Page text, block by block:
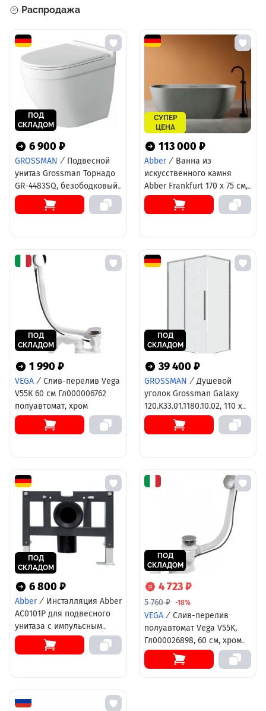
Распродажа
ПОД
СКЛАДОМ
6 900 ₽
GROSSMAN / Подвесной
унитаз Grossman Торнадо
GR-4483SQ, безободковый,
крышка-сиденье
микролифт, белый
СУПЕР
ЦЕНА
113 000 ₽
Abber / Ванна из
искусственного камня
Abber Frankfurt 170 х 75 см,
светло - серая матовая,
AM9941MLG
ПОД
СКЛАДОМ
1 990 ₽
VEGA / Слив-перелив Vega
V55К 60 см Гл000006762
полуавтомат, хром
ПОД
СКЛАДОМ
39 400 ₽
GROSSMAN /Душевой
уголок Grossman Galaxy
120.K33.01.1180.10.02, 110 х
80 см, стекло шиншилла,
профиль хром
ПОД
СКЛАДОМ
6 800 ₽
Abber / Инсталляция Abber
AC0101P для подвесного
унитаза с импульсным
смывом
ПОД
СКЛАДОМ
4 723 ₽
5 760 ₽ -18%
VEGA / Слив-перелив
полуавтомат Vega V55K,
Гл000026898, 60 см, хром
матовый